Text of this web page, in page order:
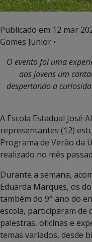
Publicado em 12 mar
Gomes Junior •
O evento foi uma
aos jovens um
despertando a
A Escola Estadual José
representantes (12)
Programa de Verão da
realizado no mês
Durante a semana,
Eduarda Marques, os
também do 9° ano do
escola, participaram de
palestras, oficinas e
temas variados, desde